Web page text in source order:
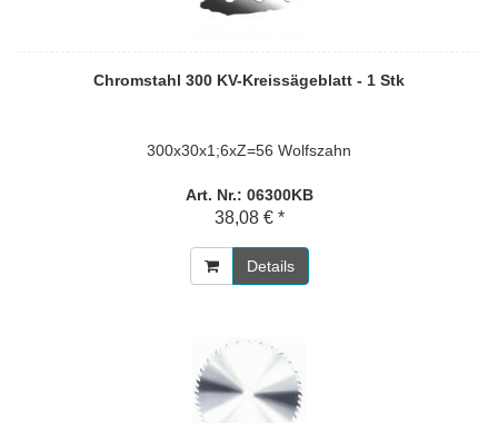
Chromstahl 300 KV-Kreissägeblatt - 1 Stk
300x30x1;6xZ=56 Wolfszahn
Art. Nr.: 06300KB
38,08 € *
Details